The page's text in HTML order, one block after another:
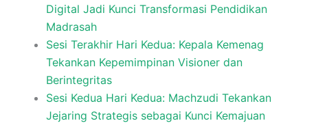
Digital Jadi Kunci Transformasi Pendidikan
Madrasah
Sesi Terakhir Hari Kedua: Kepala Kemenag
Tekankan Kepemimpinan Visioner dan
Berintegritas
Sesi Kedua Hari Kedua: Machzudi Tekankan
Jejaring Strategis sebagai Kunci Kemajuan